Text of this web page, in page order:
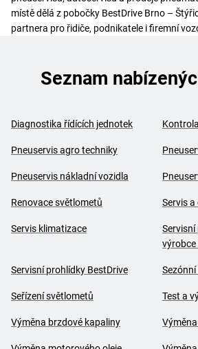
místě dělá z pobočky BestDrive Brno –
partnera pro řidiče, podnikatele i firemní
Seznam
Diagnostika řídících jednotek
Pneuservis agro techniky
Pneuservis nákladní vozidla
Renovace světlometů Servis
Servis klimatizace
výrobce
Servisní prohlídky BestDrive
Seřízení světlometů Test a
Výměna brzdové kapaliny